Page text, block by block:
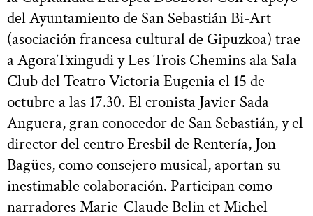
del Ayuntamiento de San Sebastián Bi-Art
(asociación francesa cultural de Gipuzkoa) trae
a AgoraTxingudi y Les Trois Chemins ala Sala
Club del Teatro Victoria Eugenia el 15 de
octubre a las 17.30. El cronista Javier Sada
Anguera, gran conocedor de San Sebastián, y el
director del centro Eresbil de Rentería, Jon
Bagües, como consejero musical, aportan su
inestimable colaboración. Participan como
narradores Marie-Claude Belin et Michel